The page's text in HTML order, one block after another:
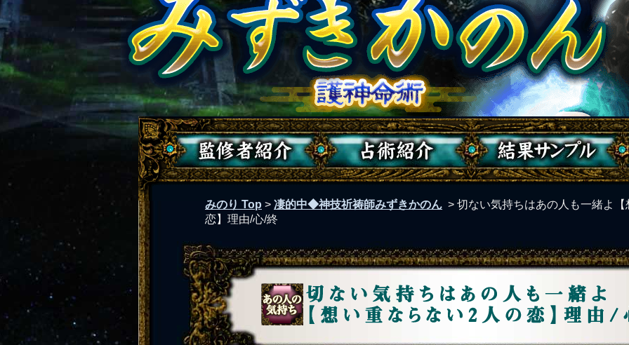
みのり Top > 凄的中◆神技祈祷師みずきかのん > 切ない気持ちはあの人も一緒よ
恋】理由/心/終